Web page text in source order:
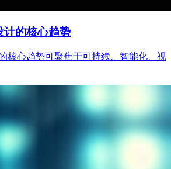
计的核心趋势
核心趋势可聚焦于可持续、智能化、视